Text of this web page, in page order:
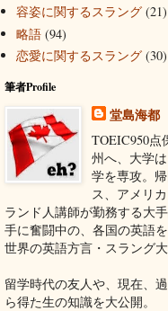
容姿に関するスラング (21)
略語 (94)
恋愛に関するスラング (30)
筆者Profile
堂島海都
TOEIC950点
州へ、大学
学を専攻。
ス、アメリ
ランド人講師が勤務する大
手に奮闘中の、各国の英語
世界の英語方言・スラング大
留学時代の友人や、現在、
ら得た生の知識を大公開。